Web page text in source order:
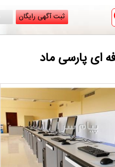
ثبت آگهی رایگان
ای پارسی ماد